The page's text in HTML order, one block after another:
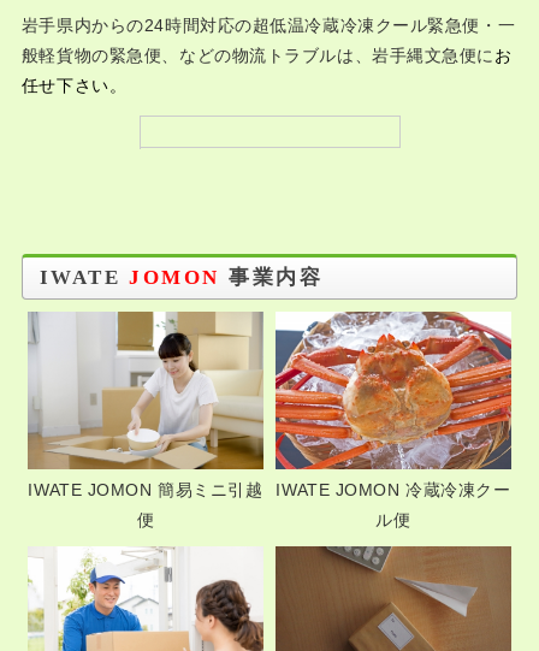
岩手県内からの24時間対応の超低温冷蔵冷凍クール緊急便・一
般軽貨物の緊急便、などの物流トラブルは、岩手縄文急便に お
任せ下さい。
IWATEJOMON 事業内容
IWATE JOMON 簡易ミニ引越
便
IWATE JOMON 冷蔵冷凍クー
ル便